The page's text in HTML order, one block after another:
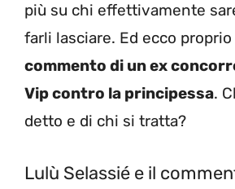
più su chi effettivamente
farli lasciare. Ed ecco
commento di un ex
Vip contro la principessa.
detto e di chi si tratta?
Lulù Selassié e il